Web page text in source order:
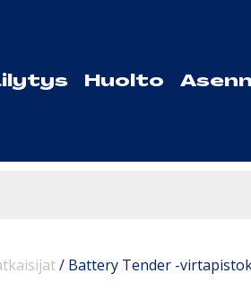
Huolto
/ Battery Tender -